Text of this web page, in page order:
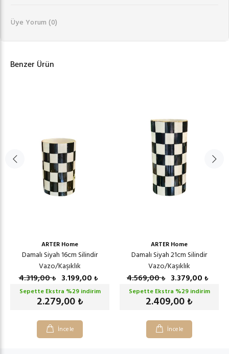
Üye Yorum(0)
Benzer Ürün
ARTER Home
Damalı Siyah 16cm Silindir
Vazo/Kaşıklık
4.319,00₺ 3.199,00 ₺
Sepette Ekstra %29indirim
2.279,00 ₺
İncele
ARTER Home
Damalı Siyah 21cm Silindir
Vazo/Kaşıklık
4.569,00₺ 3.379,00 ₺
Sepette Ekstra %29indirim
2.409,00 ₺
İncele